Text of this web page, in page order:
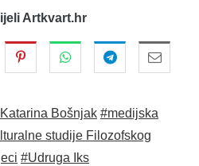
Artkvart.hr
Bošnjak #medijska
studije Filozofskog
#Udruga Iks